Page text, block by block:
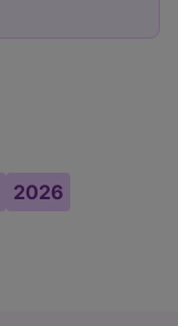
2026